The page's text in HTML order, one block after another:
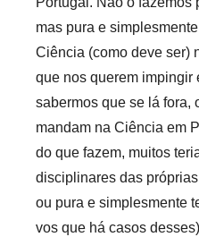
mas pura e
Ciência (como deve ser)
que nos querem impingir
sabermos que se lá fora,
mandam na Ciência em
do que fazem, muitos
disciplinares das
ou pura e simplesmente
vos que há casos